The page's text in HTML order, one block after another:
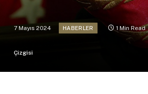
7 Mayıs 2024 HABERLER 1 Min Read
Çizgisi